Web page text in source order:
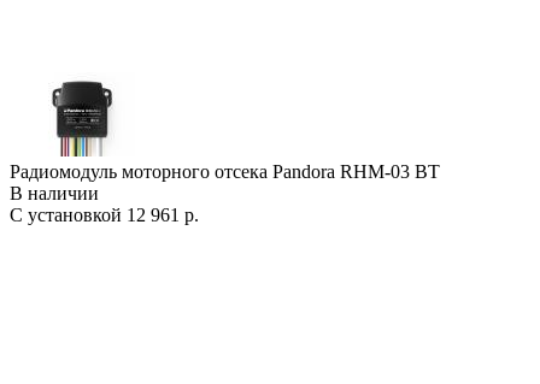
Радиомодуль моторного отсека Pandora RHM-03 BT
В наличии
С установкой 12 961 р.